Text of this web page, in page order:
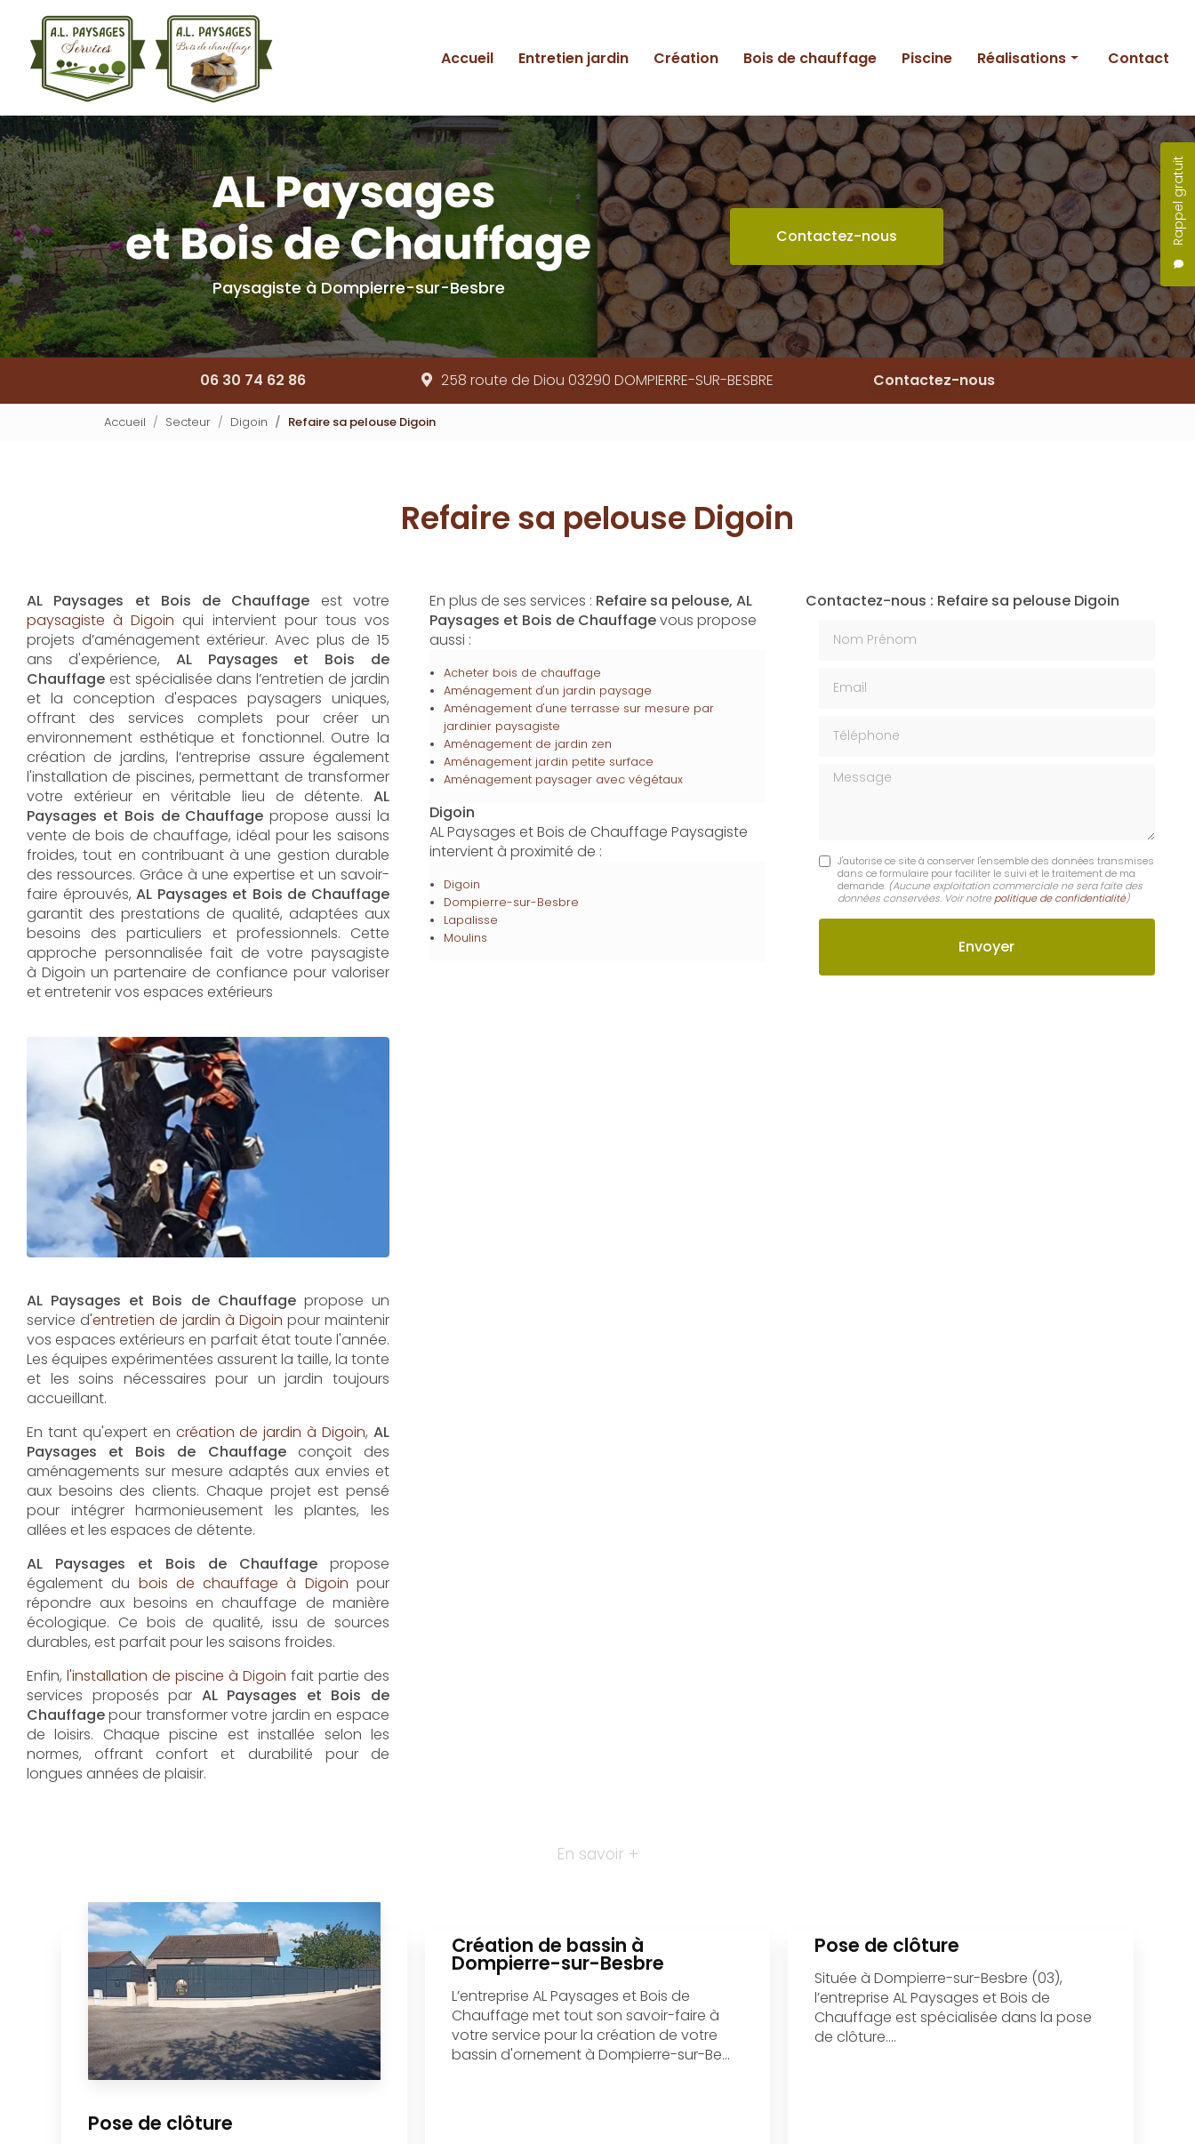
contenu
principal
Rappel gratuit
Accueil Entretien jardin Création Bois de chauffage Piscine Réalisations
Entretien
Création
Piscine
Contact
Paysagiste à Dompierre-sur-Besbre
Contactez-nous
06 30 74 62 86 258 route de Diou 03290 DOMPIERRE-SUR-BESBRE Contactez-nous
Accueil Secteur Digoin Refaire sa pelouse Digoin
Refaire sa pelouse Digoin
AL Paysages et Bois de Chauffage est votre
paysagiste à Digoin qui intervient pour tous vos
projets d’aménagement extérieur. Avec plus de 15
ans d'expérience, AL Paysages et Bois de
Chauffage est spécialisée dans l’entretien de jardin
et la conception d'espaces paysagers uniques,
offrant des services complets pour créer un
environnement esthétique et fonctionnel. Outre la
création de jardins, l’entreprise assure également
l'installation de piscines, permettant de transformer
votre extérieur en véritable lieu de détente. AL
Paysages et Bois de Chauffage propose aussi la
vente de bois de chauffage, idéal pour les saisons
froides, tout en contribuant à une gestion durable
des ressources. Grâce à une expertise et un savoir-
faire éprouvés,AL Paysages et Bois de Chauffage
garantit des prestations de qualité, adaptées aux
besoins des particuliers et professionnels. Cette
approche personnalisée fait de votre paysagiste
à Digoin un partenaire de confiance pour valoriser
et entretenir vos espaces extérieurs
AL Paysages et Bois de Chauffagepropose un
service d'entretien de jardin à Digoin pour maintenir
vos espaces extérieurs en parfait état toute l'année.
Les équipes expérimentées assurent la taille, la tonte
et les soins nécessaires pour un jardin toujours
accueillant.
En tant qu'expert en création de jardin à Digoin,AL
Paysages et Bois de Chauffageconçoit des
aménagements sur mesure adaptés aux envies et
aux besoins des clients. Chaque projet est pensé
pour intégrer harmonieusement les plantes, les
allées et les espaces de détente.
AL Paysages et Bois de Chauffage propose
également du bois de chauffage à Digoin pour
répondre aux besoins en chauffage de manière
écologique. Ce bois de qualité, issu de sources
durables, est parfait pour les saisons froides.
Enfin, l'installation de piscine à Digoin fait partie des
services proposés par AL Paysages et Bois de
Chauffagepour transformer votre jardin en espace
de loisirs. Chaque piscine est installée selon les
normes, offrant confort et durabilité pour de
longues années de plaisir.
En plus de ses services : Refaire sa pelouse, AL
Paysages et Bois de Chauffagevous propose
aussi :
Acheter bois de chauffage
Aménagement d'un jardin paysage
Aménagement d'une terrasse sur mesure par
jardinier paysagiste
Aménagement de jardin zen
Aménagement jardin petite surface
Aménagement paysager avec végétaux
Digoin
AL Paysages et Bois de Chauffage Paysagiste
intervient à proximité de :
Digoin
Dompierre-sur-Besbre
Lapalisse
Moulins
Contactez-nous : Refaire sa pelouse Digoin
Message
J'autorise ce site à conserver l'ensemble des données transmises
dans ce formulaire pour faciliter le suivi et le traitement de ma
demande. (Aucune exploitation commerciale ne sera faite des
données conservées. Voir notre politique de confidentialité)
En savoir +
Pose de clôture
Création de bassin à
Dompierre-sur-Besbre
L’entreprise AL Paysages et Bois de
Chauffage met tout son savoir-faire à
votre service pour la création de votre
bassin d'ornement à Dompierre-sur-Be...
Pose de clôture
Située à Dompierre-sur-Besbre (03),
l’entreprise AL Paysages et Bois de
Chauffage est spécialisée dans la pose
de clôture....